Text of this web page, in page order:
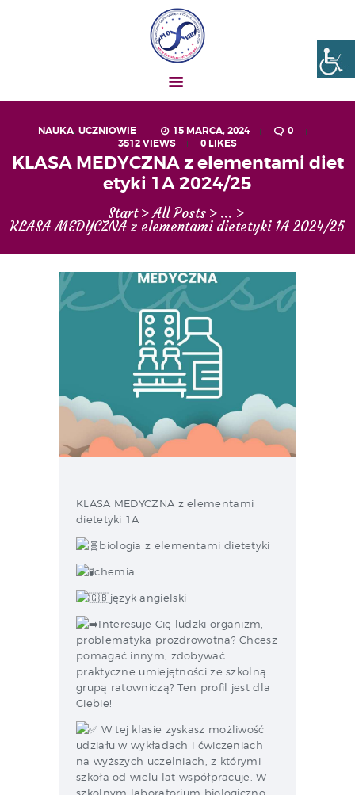
NAUKA, UCZNIOWIE 15 MARCA, 2024
0
3512VIEWS 0 LIKES
KLASA MEDYCZNA z elementami diet
etyki 1A 2024/25
Start All Posts ...
KLASA MEDYCZNA z elementami dietetyki 1A 2024/25
Liceum nr VIII Opole
AKTUALNOŚCI
OGŁOSZENIA
O NAS
MATURA
REKRUTACJA
PROJEKTY
GALERIA ZDJĘĆ
KONTAKT
KLASA MEDYCZNA z elementami
dietetyki 1A
biologia z elementami dietetyki
chemia
język angielski
Interesuje Cię ludzki organizm,
problematyka prozdrowotna? Chcesz
pomagać innym, zdobywać
praktyczne umiejętności ze szkolną
grupą ratowniczą? Ten profil jest dla
Ciebie!
W tej klasie zyskasz możliwość
udziału w wykładach i ćwiczeniach
na wyższych uczelniach, z którymi
szkoła od wielu lat współpracuje. W